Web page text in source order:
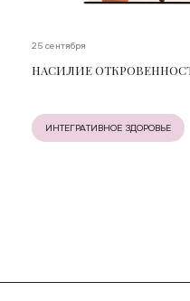
25 сентября
НАСИЛИЕ
ИНТЕГРАТИВНОЕ ЗДОРОВЬЕ